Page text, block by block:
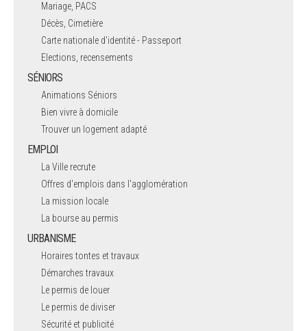
Mariage, PACS
Décès, Cimetière
Carte nationale d'identité - Passeport
Elections, recensements
SÉNIORS
Animations Séniors
Bien vivre à domicile
Trouver un logement adapté
EMPLOI
La Ville recrute
Offres d'emplois dans l'agglomération
La mission locale
La bourse au permis
URBANISME
Horaires tontes et travaux
Démarches travaux
Le permis de louer
Le permis de diviser
Sécurité et publicité